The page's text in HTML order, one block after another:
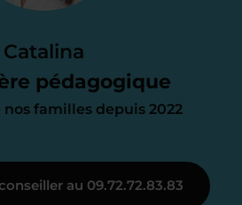
Catalina
pédagogique
familles depuis 2022
de maintenant nous
tout.
au 09.72.72.83.83